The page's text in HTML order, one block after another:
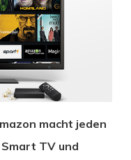
macht jeden
TV und